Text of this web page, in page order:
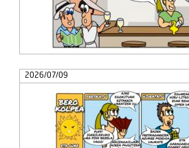
2026/07/09